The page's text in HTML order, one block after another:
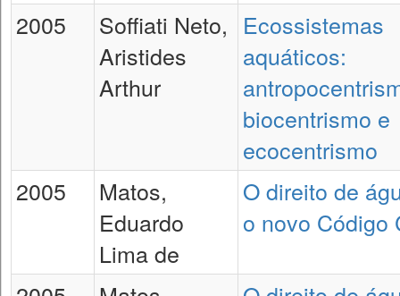
2005
Soffiati Neto,
Aristides
Arthur
Ecossistemas
aquáticos:
biocentrismo e
ecocentrismo
2005
Matos,
Eduardo
Lima de
O direito de
o novo Código